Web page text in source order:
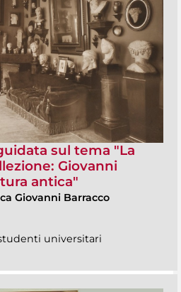
sul tema "La
Giovanni
antica"
Giovanni Barracco
universitari